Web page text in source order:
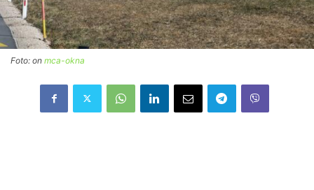
Foto: on mca-okna